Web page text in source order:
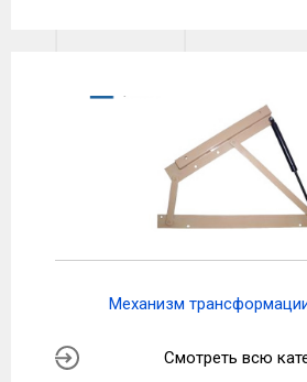
Механизм
Смотреть всю